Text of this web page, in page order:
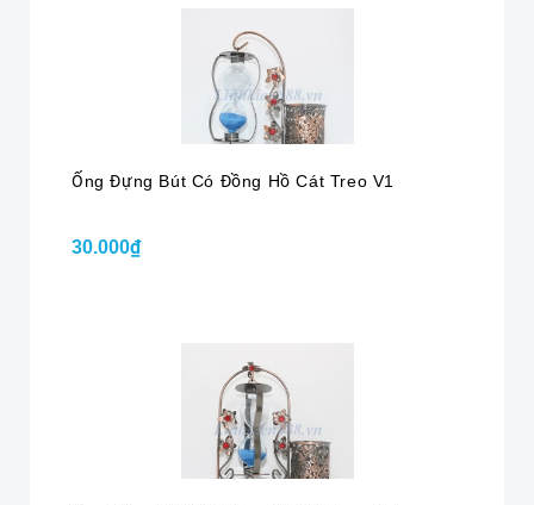
Ống Đựng Bút Có Đồng Hồ Cát Treo V1
30.000₫